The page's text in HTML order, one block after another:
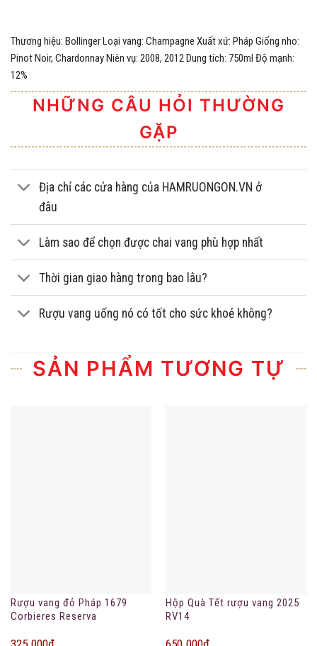
Thương hiệu: Bollinger Loại vang: Champagne Xuất xứ: Pháp Giống nho:
Pinot Noir, Chardonnay Niên vụ: 2008, 2012 Dung tích: 750ml Độ mạnh:
12%
NHỮNG CÂU HỎI THƯỜNG
GẶP
Địa chỉ các cửa hàng của HAMRUONGON.VN ở
đâu
Làm sao để chọn được chai vang phù hợp nhất
Thời gian giao hàng trong bao lâu?
Rượu vang uống nó có tốt cho sức khoẻ không?
SẢN PHẨM TƯƠNG TỰ
Rượu vang đỏ Pháp 1679
Corbieres Reserva
Hộp Quà Tết rượu vang 2025
RV14